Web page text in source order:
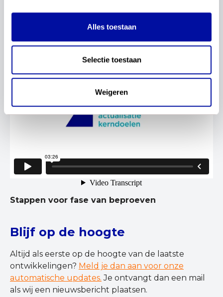
Alles toestaan
Selectie toestaan
Weigeren
Stappen voor fase van beproeven
Blijf op de hoogte
Altijd als eerste op de hoogte van de laatste
ontwikkelingen? Meld je dan aan voor onze
automatische updates. Je ontvangt dan een mail
als wij een nieuwsbericht plaatsen.